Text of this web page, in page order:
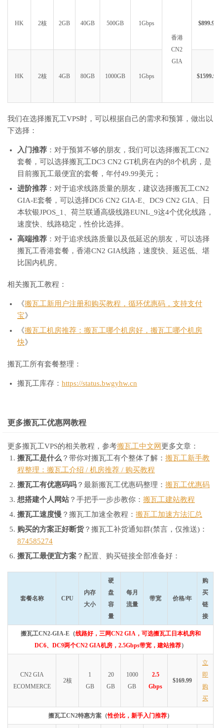
HK 2核 2GB 40GB 500GB 1Gbps
香港
CN2
GIA
$899.99
HK 2核 4GB 80GB 1000GB 1Gbps $1599.99
我们在选择搬瓦工VPS时，可以根据自己的需求和预算，做出以
下选择：
入门推荐 ：对于预算不够的朋友，我们可以选择搬瓦工CN2
套餐，可以选择搬瓦工DC3 CN2 GT机房在内的8个机房，是
目前搬瓦工最便宜的套餐，年付49.99美元；
进阶推荐 ：对于追求线路质量的朋友，建议选择搬瓦工CN2
GIA-E套餐，可以选择DC6 CN2 GIA-E、DC9 CN2 GIA、日
本软银JPOS_1、荷兰联通高级线路EUNL_9这4个优化线路，
速度快、线路稳定，性价比选择。
高端推荐 ：对于追求线路质量以及低延迟的朋友，可以选择
搬瓦工香港套餐，香港CN2 GIA线路，速度快、延迟低、堪
比国内机房。
相关搬瓦工教程：
《搬瓦工新用户注册和购买教程，循环优惠码，支持支付
宝》
《搬瓦工机房推荐：搬瓦工哪个机房好，搬瓦工哪个机房
快》
搬瓦工所有套餐整理：
搬瓦工库存： https://status.bwgyhw.cn
更多搬瓦工优惠网教程
更多搬瓦工VPS的相关教程，参考搬瓦工中文网 更多文章：
搬瓦工是什么 ？带你对搬瓦工有个整体了解： 搬瓦工新手教
程整理：搬瓦工介绍 / 机房推荐 / 购买教程
搬瓦工有优惠码吗 ？最新搬瓦工优惠码整理： 搬瓦工优惠码
想搭建个人网站？手把手一步步教你： 搬瓦工建站教程
搬瓦工速度慢 ？搬瓦工加速全教程： 搬瓦工加速方法汇总
购买的方案正好断货？搬瓦工补货通知群(禁言，仅推送)：
874585274
搬瓦工最便宜方案 ？配置、购买链接全部准备好：
套餐名称 CPU
内存
大小
硬
盘
容
量
每月
流量
带宽 价格/年
购
买
链
接
搬瓦工CN2-GIA-E（线路好，三网CN2 GIA，可选搬瓦工日本机房和
DC6、DC9两个CN2 GIA机房，2.5Gbps带宽，建站推荐）
CN2 GIA
ECOMMERCE
2核
1
GB
20
GB
1000
GB
2.5
Gbps
$169.99
立
即
购
买
搬瓦工CN2特惠方案（性价比，新手入门推荐）